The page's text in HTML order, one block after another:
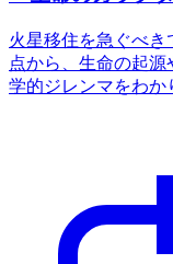
火星移住を急ぐべき
点から、生命の起
学的ジレンマをわか